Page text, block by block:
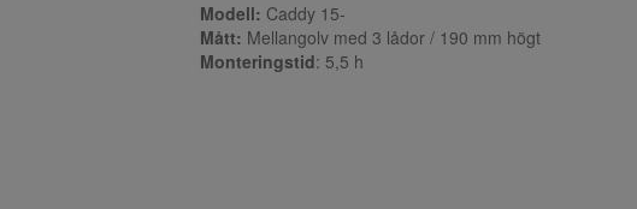
Modell: Caddy 15-
Mått: Mellangolv med 3 lådor / 190 mm högt
Monteringstid: 5,5 h